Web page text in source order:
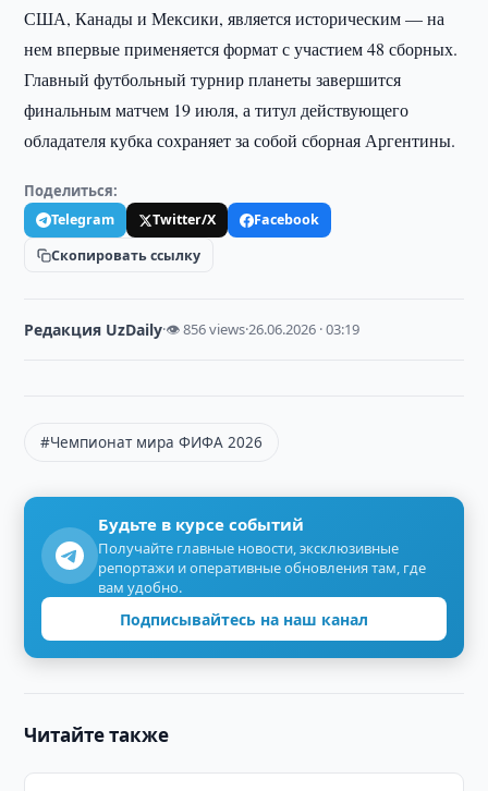
США, Канады и Мексики, является историческим — на
нем впервые применяется формат с участием 48 сборных.
Главный футбольный турнир планеты завершится
финальным матчем 19 июля, а титул действующего
обладателя кубка сохраняет за собой сборная Аргентины.
Поделиться:
Telegram Twitter/X
Facebook
Скопировать ссылку
Редакция UzDaily·👁 856 views·26.06.2026 · 03:19
#Чемпионат мира ФИФА 2026
Будьте в курсе событий
Получайте главные новости, эксклюзивные
репортажи и оперативные обновления там, где
вам удобно.
Подписывайтесь на наш канал
Читайте также